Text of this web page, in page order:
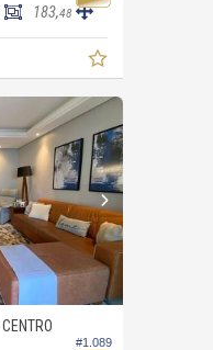
183,48
#1.089
CENTRO